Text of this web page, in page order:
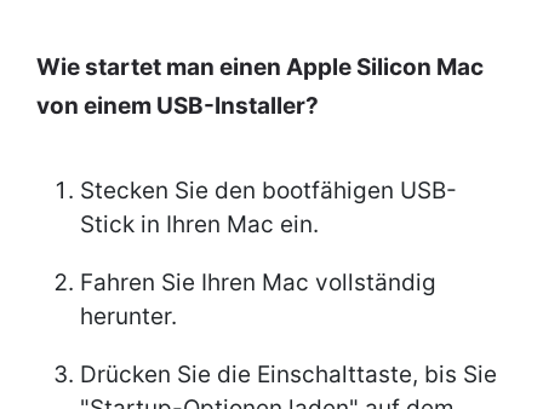
Wie startet man einen Apple Silicon Mac
von einem USB-Installer?
Stecken Sie den bootfähigen USB-
Stick in Ihren Mac ein.
Fahren Sie Ihren Mac vollständig
herunter.
Drücken Sie die Einschalttaste, bis Sie